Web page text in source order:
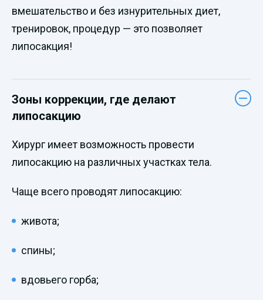
вмешательство и без изнурительных диет,
тренировок, процедур — это позволяет
липосакция!
Зоны коррекции, где делают
липосакцию
Хирург имеет возможность провести
липосакцию на различных участках тела.
Чаще всего проводят липосакцию:
живота;
спины;
вдовьего горба;